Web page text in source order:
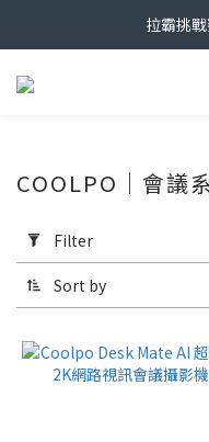
拉霸挑
Filter
(0/20)
Range
(NT$)
COOLPO｜會議
Filter
Sort by